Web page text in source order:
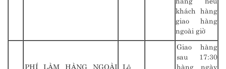
khách hàng
giao hàng
ngoài giờ
PHÍ LÀM HÀNG NGOÀI Lô
Giao hàng
sau 17:30
hàng ngày